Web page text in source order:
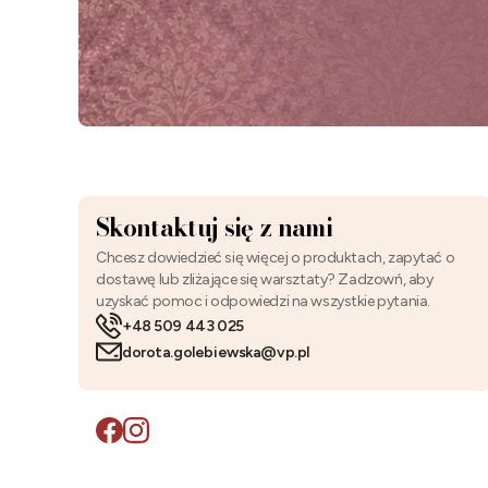
Skontaktuj się z nami
Chcesz dowiedzieć się więcej o produktach, zapytać o
dostawę lub zliżające się warsztaty? Zadzowń, aby
uzyskać pomoc i odpowiedzi na wszystkie pytania.
+48 509 443 025
dorota.golebiewska@vp.pl